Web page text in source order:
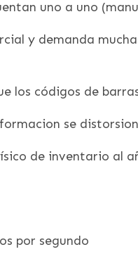
uno a uno
y demanda
los códigos de
se
de inventario al
por segundo